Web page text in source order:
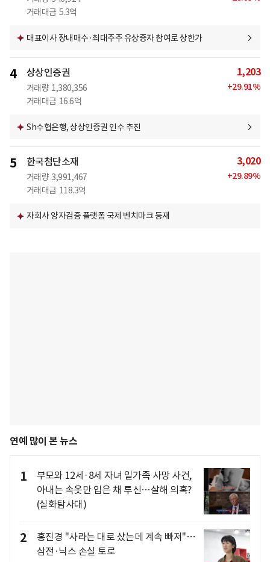
거래대금 5.3억
대표이사 장내매수·최대주주 유상증자 참여로 상한가
4 상상인증권
거래량 1,380,356
거래대금 16.6억
1,203
+29.91%
Sh수협은행, 상상인증권 인수 추진
5 한국첨단소재
거래량 3,991,467
거래대금 118.3억
3,020
+29.89%
자회사 양자검증 플랫폼 국제 벤치마크 등재
연예 많이 본 뉴스
1
부모와 12세·8세 자녀 일가족 사망 사건,
아내는 속옷만 입은 채 투신…살해 의혹?
(실화탐사대)
2
홍진경 "사라는 대로 샀는데 계속 빠져"…
삼전·닉스 손실 토로